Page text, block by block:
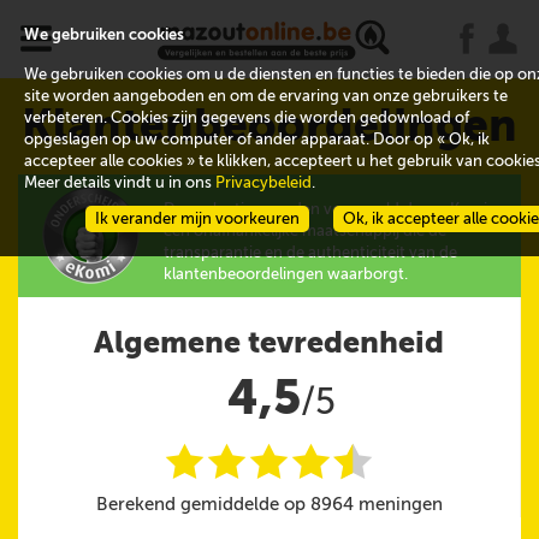
x
Klantenbeoordelingen
De evaluaties worden verzameld door eKomi,
een onafhankelijke maatschappij die de
transparantie en de authenticiteit van de
klantenbeoordelingen waarborgt.
Algemene tevredenheid
4,5/5
iiiii
@
Berekend gemiddelde op 8964 meningen
We gebruiken cookies
We gebruiken cookies om u de diensten en functies te bieden die op
site worden aangeboden en om de ervaring van onze gebruikers te
verbeteren. Cookies zijn gegevens die worden gedownload of
opgeslagen op uw computer of ander apparaat. Door op « Ok, ik
accepteer alle cookies » te klikken, accepteert u het gebruik van
Meer details vindt u in ons Privacybeleid .
Ok, ik accepteer alle
Ik verander mijn voorkeuren